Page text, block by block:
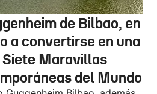
de Bilbao, en
a convertirse en una
Siete Maravillas
del Mundo